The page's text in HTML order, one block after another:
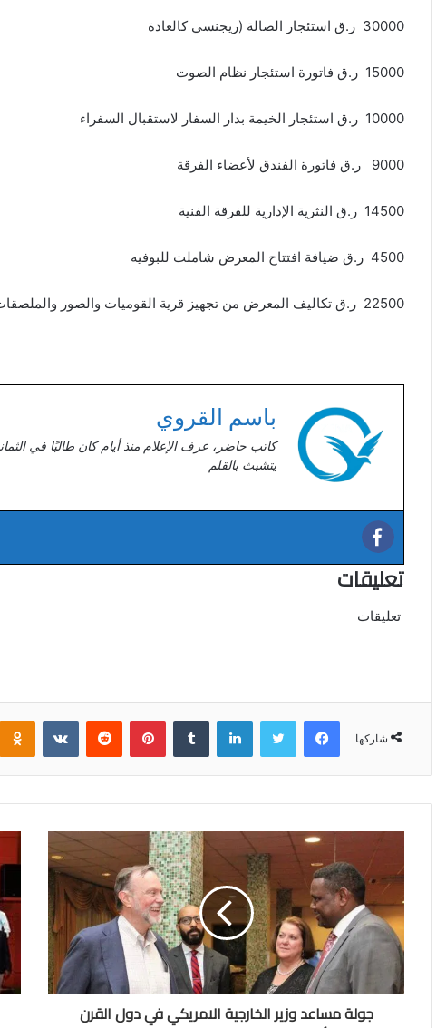
30000 ر.ق استئجار الصالة (ريجنسي كالعادة
15000 ر.ق فاتورة استئجار نظام الصوت
10000 ر.ق استئجار الخيمة بدار السفار لاستقبال السفراء
9000 ر.ق فاتورة الفندق لأعضاء الفرقة
14500 ر.ق النثرية الإدارية للفرقة الفنية
4500 ر.ق ضيافة افتتاح المعرض شاملت للبوفيه
22500 ر.ق تكاليف المعرض من تجهيز قرية القوميات والصور والملصقات
باسم القروي
كاتب حاضر، عرف الإعلام منذ أيام كان طالبًا في
يتشبث بالقلم
تعليقات
تعليقات
شاركها
فيسبوك لينكدإن بينتيريست
جولة مساعد وزير الخارجية الامريكي في دول القرن